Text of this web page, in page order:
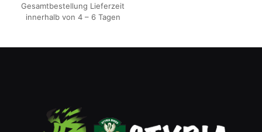
Gesamtbestellung Lieferzeit
innerhalb von 4 – 6 Tagen